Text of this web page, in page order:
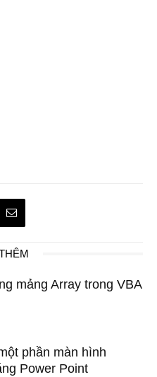
mảng Array trong VBA
phần màn hình
Power Point